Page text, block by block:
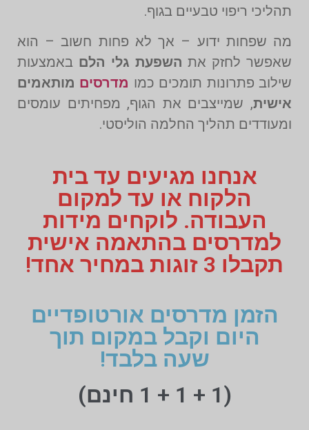
תהליכי ריפוי טבעיים בגוף.
מה שפחות ידוע – אך לא פחות חשוב – הוא
שאפשר לחזק את השפעת גלי הלם באמצעות
שילוב פתרונות תומכים כמו מדרסים מותאמים
אישית, שמייצבים את הגוף, מפחיתים עומסים
ומעודדים תהליך החלמה הוליסטי.
אנחנו מגיעים עד בית
הלקוח או עד למקום
העבודה. לוקחים מידות
למדרסים בהתאמה אישית
תקבלו 3 זוגות במחיר אחד!
הזמן מדרסים אורטופדיים
היום וקבל במקום תוך
שעה בלבד!
(1 + 1 + 1 חינם)